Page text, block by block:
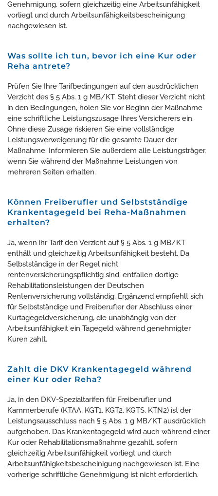
Genehmigung, sofern gleichzeitig eine Arbeitsunfähigkeit
vorliegt und durch Arbeitsunfähigkeitsbescheinigung
nachgewiesen ist.
Was sollte ich tun, bevor ich eine Kur oder
Reha antrete?
Prüfen Sie Ihre Tarifbedingungen auf den ausdrücklichen
Verzicht des § 5 Abs. 1 g MB/KT. Steht dieser Verzicht nicht
in den Bedingungen, holen Sie vor Beginn der Maßnahme
eine schriftliche Leistungszusage Ihres Versicherers ein.
Ohne diese Zusage riskieren Sie eine vollständige
Leistungsverweigerung für die gesamte Dauer der
Maßnahme. Informieren Sie außerdem alle Leistungsträger,
wenn Sie während der Maßnahme Leistungen von
mehreren Seiten erhalten.
Können Freiberufler und Selbstständige
Krankentagegeld bei Reha-Maßnahmen
erhalten?
Ja, wenn ihr Tarif den Verzicht auf § 5 Abs. 1 g MB/KT
enthält und gleichzeitig Arbeitsunfähigkeit besteht. Da
Selbstständige in der Regel nicht
rentenversicherungspflichtig sind, entfallen dortige
Rehabilitationsleistungen der Deutschen
Rentenversicherung vollständig. Ergänzend empfiehlt sich
für Selbstständige und Freiberufler der Abschluss einer
Kurtagegeldversicherung, die unabhängig von der
Arbeitsunfähigkeit ein Tagegeld während genehmigter
Kuren zahlt.
Zahlt die DKV Krankentagegeld während
einer Kur oder Reha?
Ja, in den DKV-Spezialtarifen für Freiberufler und
Kammerberufe (KTAA, KGT1, KGT2, KGTS, KTN2) ist der
Leistungsausschluss nach § 5 Abs. 1 g MB/KT ausdrücklich
aufgehoben. Das Krankentagegeld wird auch während einer
Kur oder Rehabilitationsmaßnahme gezahlt, sofern
gleichzeitig Arbeitsunfähigkeit vorliegt und durch
Arbeitsunfähigkeitsbescheinigung nachgewiesen ist. Eine
vorherige schriftliche Genehmigung ist nicht erforderlich.